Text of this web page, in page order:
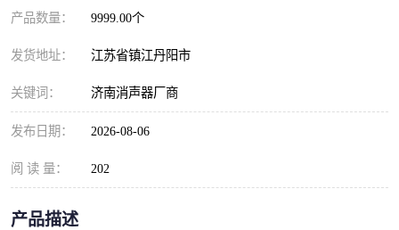
产品数量： 9999.00个
发货地址： 江苏省镇江丹阳市
关键词： 济南消声器厂商
发布日期： 2026-08-06
阅 读 量： 202
产品描述